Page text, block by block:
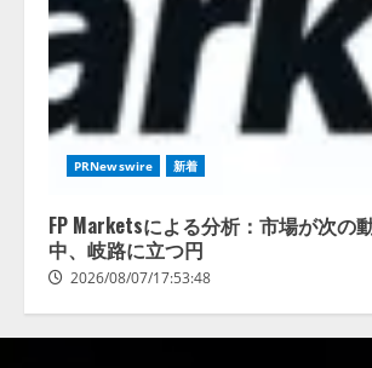
PRNewswire 新着
FP Marketsによる分析：市場が次の
中、岐路に立つ円
2026/08/07/17:53:48